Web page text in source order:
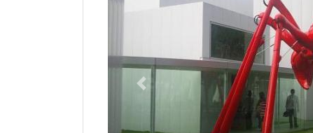
Previous